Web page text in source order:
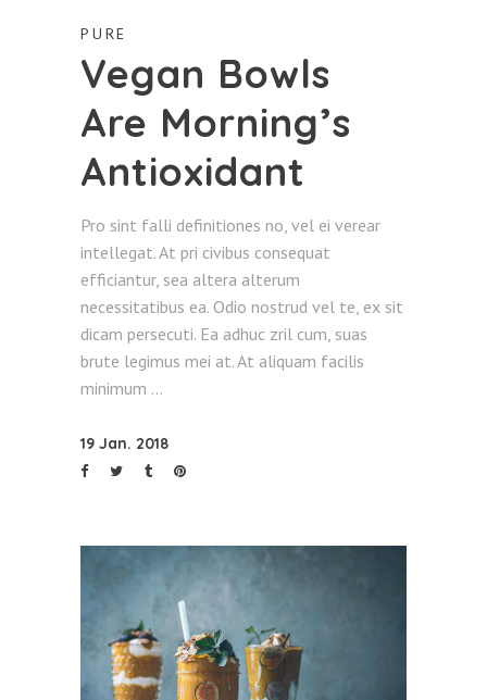
PURE
Vegan Bowls
Are Morning’s
Antioxidant
Pro sint falli definitiones no, vel ei verear
intellegat. At pri civibus consequat
efficiantur, sea altera alterum
necessitatibus ea. Odio nostrud vel te, ex sit
dicam persecuti. Ea adhuc zril cum, suas
brute legimus mei at. At aliquam facilis
minimum
19 Jan. 2018